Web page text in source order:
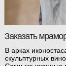
Заказать
В арках
скульптурных